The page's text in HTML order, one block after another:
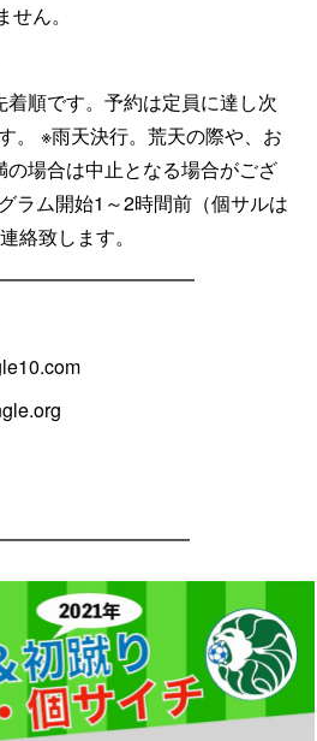
せん。
順です。予約は定員に達し次
。 ※雨天決行。荒天の際や、お
場合は中止となる場合がござ
ラム開始1～2時間前（個サルは
絡致します。